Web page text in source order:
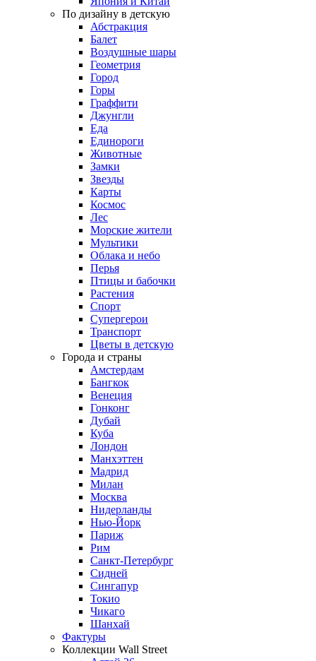
По дизайну в детскую
Абстракция
Балет
Воздушные шары
Геометрия
Город
Горы
Граффити
Джунгли
Еда
Единороги
Животные
Замки
Звезды
Карты
Космос
Лес
Морские жители
Мультики
Облака и небо
Перья
Птицы и бабочки
Растения
Спорт
Супергерои
Транспорт
Цветы в детскую
Города и страны
Амстердам
Бангкок
Венеция
Гонконг
Дубай
Куба
Лондон
Манхэттен
Мадрид
Милан
Москва
Нидерланды
Нью-Йорк
Париж
Рим
Санкт-Петербург
Сидней
Сингапур
Токио
Чикаго
Шанхай
Фактуры
Коллекции Wall Street